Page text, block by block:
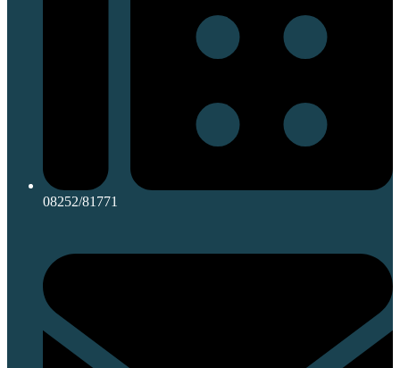
08252/81771